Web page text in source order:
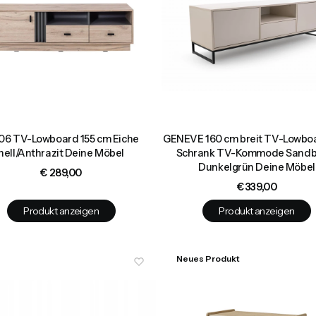
TV-Lowboard 155 cm Eiche
Anthrazit Deine Möbel
Preis
€ 289,00
Produkt anzeigen
GENEVE 160 cm breit TV-
Schrank TV-Kommode
Dunkelgrün Deine Möbel
Preis
€ 339,00
Produkt anzeigen
Neues Produkt